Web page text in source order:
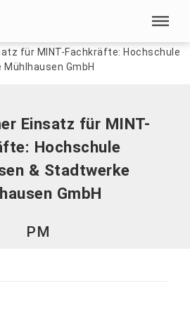
für MINT-Fachkräfte: Hochschule
GmbH
Einsatz für MINT-
Hochschule
& Stadtwerke
GmbH
PM